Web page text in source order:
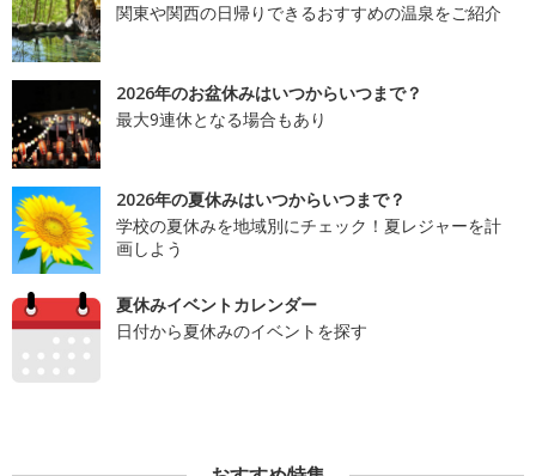
関東や関西の日帰りできるおすすめの温泉をご紹介
2026年のお盆休みはいつからいつまで？
最大9連休となる場合もあり
2026年の夏休みはいつからいつまで？
学校の夏休みを地域別にチェック！夏レジャーを計
画しよう
夏休みイベントカレンダー
日付から夏休みのイベントを探す